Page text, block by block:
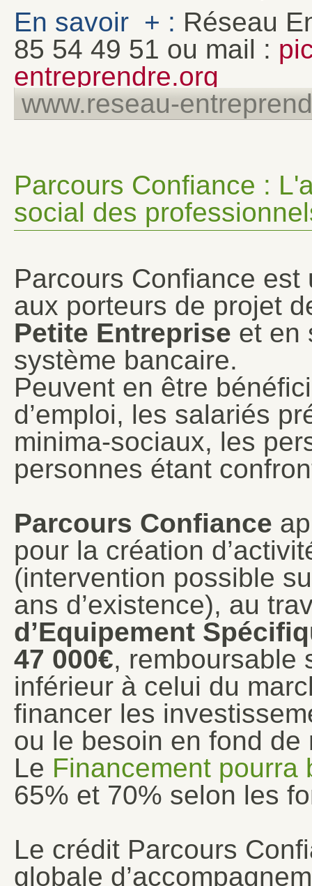
En savoir + : Réseau
85 54 49 51 ou mail :
entreprendre.org
www.reseau-
Parcours Confiance :
social des
Parcours Confiance
aux porteurs de projet
Petite Entreprise et en
système bancaire.
Peuvent en être
d’emploi, les salariés
minima-sociaux, les
personnes étant
Parcours Confiance
pour la création
(intervention possible
ans d’existence), au
d’Equipement
47 000€, remboursable
inférieur à celui du
financer les
ou le besoin en fond de
Le Financement
65% et 70% selon les
Le crédit Parcours
globale